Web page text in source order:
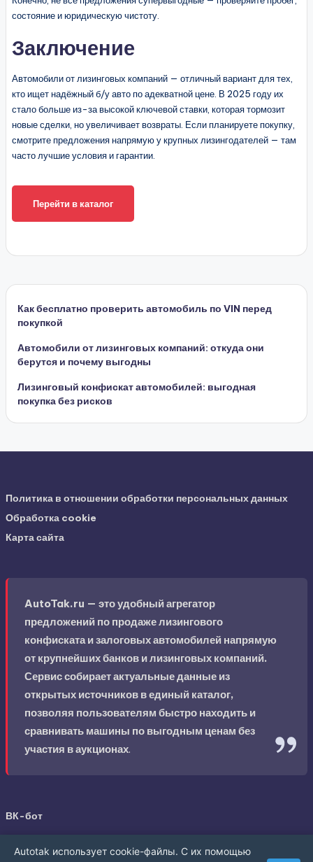
состояние и юридическую чистоту.
Заключение
Автомобили от лизинговых компаний — отличный вариант для тех,
кто ищет надёжный б/у авто по адекватной цене. В 2025 году их
стало больше из-за высокой ключевой ставки, которая тормозит
новые сделки, но увеличивает возвраты. Если планируете покупку,
смотрите предложения напрямую у крупных лизингодателей — там
часто лучшие условия и гарантии.
Перейти в каталог
Как бесплатно проверить автомобиль по VIN перед
покупкой
Автомобили от лизинговых компаний: откуда они
берутся и почему выгодны
Лизинговый конфискат автомобилей: выгодная
покупка без рисков
Политика в отношении обработки персональных данных
Обработка cookie
Карта сайта
AutoTak.ru — это удобный агрегатор
предложений по продаже лизингового
конфиската и залоговых автомобилей напрямую
от крупнейших банков и лизинговых компаний.
Сервис собирает актуальные данные из
открытых источников в единый каталог,
позволяя пользователям быстро находить и
сравнивать машины по выгодным ценам без
участия в аукционах.
ВК-бот
Autotak использует cookie-файлы. С их помощью